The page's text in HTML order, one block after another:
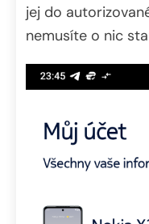
jej do
nemusíte o nic